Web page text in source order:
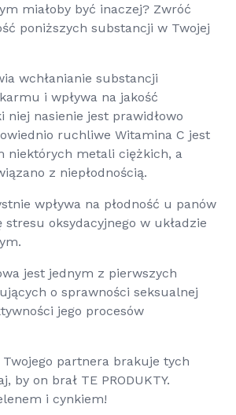
miałoby być inaczej? Zwróć
poniższych substancji w Twojej
wchłanianie substancji
i wpływa na jakość
niej nasienie jest prawidłowo
ruchliwe Witamina C jest
niektórych metali ciężkich, a
z niepłodnością.
wpływa na płodność u panów
oksydacyjnego w układzie
jest jednym z pierwszych
o sprawności seksualnej
jego procesów
Twojego partnera brakuje tych
by on brał TE PRODUKTY.
i cynkiem!